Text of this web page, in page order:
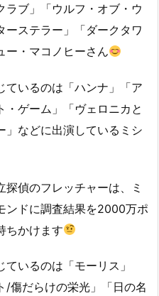
ラブ」「ウルフ・オブ・ウ
ーステラー」「ダークタワ
ー・マコノヒーさん
ているのは「ハンナ」「ア
・ゲーム」「ヴェロニカと
」などに出演しているミシ
探偵のフレッチャーは、ミ
ンドに調査結果を2000万ポ
ちかけます
いるのは「モーリス」
/傷だらけの栄光」「日の名